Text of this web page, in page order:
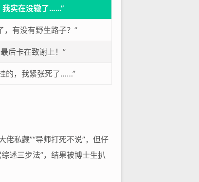
我实在没辙了……”
，有没有野生路子？”
后卡在致谢上！”
的，我紧张死了……”
佬私藏”“导师打死不说”，但仔
述三步法”，结果被博士生扒